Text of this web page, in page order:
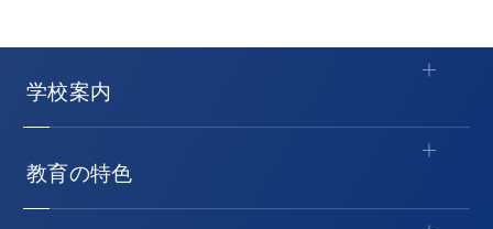
学校案内
教育の特色